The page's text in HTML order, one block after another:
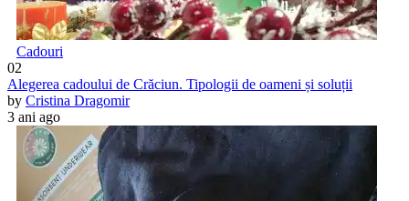
Cadouri
02
Alegerea cadoului de Crăciun. Tipologii de oameni și soluții
by Cristina Dragomir
3 ani ago